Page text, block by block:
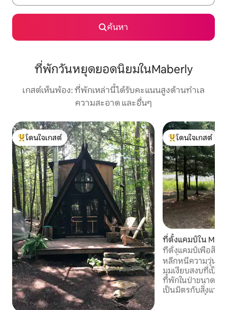
ค้นหา
ที่พักวันหยุดยอดนิยมในMaberly
เกสต์เห็นพ้อง: ที่พักเหล่านี้ได้รับคะแนนสูงด้านทำเล
ความสะอาด และอื่นๆ
โดนใจเกสต์ที่สุด
โดนใจเกสต์
โดนใจเกสต์ที่สุด
โดนใจเกสต์
ที่ตั้งแคมป์ใน
ที่ตั้งแคมป์เพื่อสิ่งแ
บ่อน้ำและการดูดา
หลีกหนีความวุ่นวา
มุมเงียบสงบที่เป็น
ที่พักในป่าขนาด
เป็นมิตรกับสิ่งแวด